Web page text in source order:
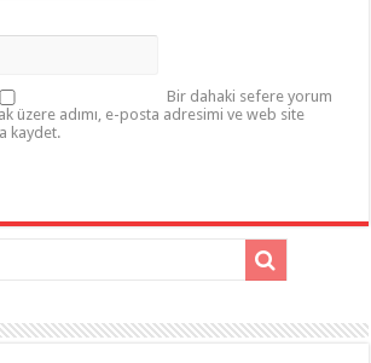
Bir dahaki sefere yorum
üzere adımı, e-posta adresimi ve web site
kaydet.